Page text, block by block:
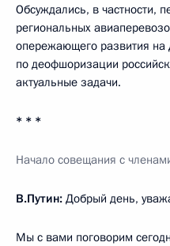
Обсуждались, в частности,
региональных
опережающего развития
по деофшоризации
актуальные задачи.
* * *
Начало совещания с
В.Путин: Добрый день,
Мы с вами поговорим